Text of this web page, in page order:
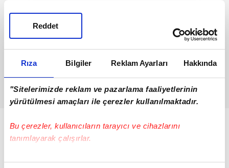
Rıza Bilgiler Reklam Ayarları Hakkında
"Sitelerimizde reklam ve pazarlama faaliyetlerinin
yürütülmesi amaçları ile çerezler kullanılmaktadır.
Bu çerezler, kullanıcıların tarayıcı ve cihazlarını
tanımlayarak çalışırlar.
Bu çerezlere izin vermeniz halinde sizlere özel
Reddet
'HEMEN OĞLUNU KUCAKLIYOR, O ŞEKİLDE
YERE ÇAKILIYOR'